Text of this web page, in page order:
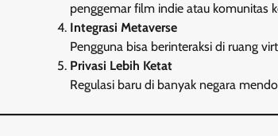
penggemar film indie atau komunitas
Integrasi Metaverse
Pengguna bisa berinteraksi di ruang
Privasi Lebih Ketat
Regulasi baru di banyak negara